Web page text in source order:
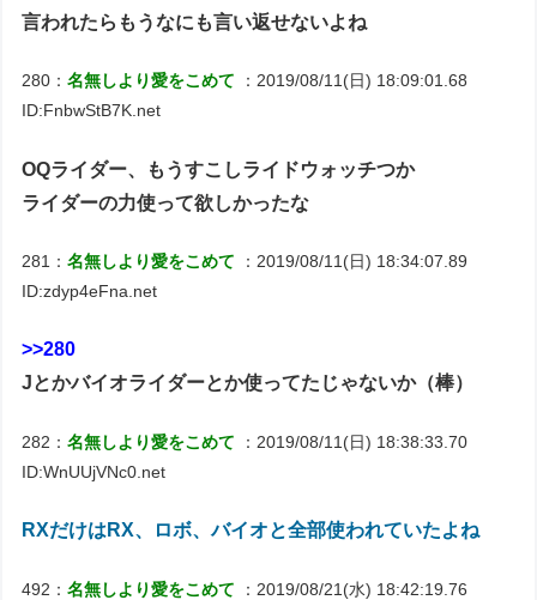
言われたらもうなにも言い返せないよね
280：名無しより愛をこめて
：2019/08/11(日) 18:09:01.68
ID:FnbwStB7K.net
OQライダー、もうすこしライドウォッチつか
ライダーの力使って欲しかったな
281：名無しより愛をこめて
：2019/08/11(日) 18:34:07.89
ID:zdyp4eFna.net
>>280
Jとかバイオライダーとか使ってたじゃないか（棒）
282：名無しより愛をこめて
：2019/08/11(日) 18:38:33.70
ID:WnUUjVNc0.net
RXだけはRX、ロボ、バイオと全部使われていたよね
492：名無しより愛をこめて
：2019/08/21(水) 18:42:19.76